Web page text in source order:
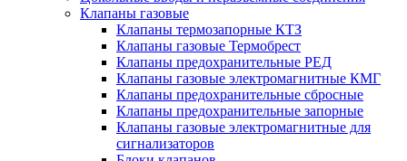
Клапаны газовые
Клапаны термозапорные КТЗ
Клапаны газовые Термобрест
Клапаны предохранительные РЕД
Клапаны газовые электромагнитные КМГ
Клапаны предохранительные сбросные
Клапаны предохранительные запорные
Клапаны газовые электромагнитные для
сигнализаторов